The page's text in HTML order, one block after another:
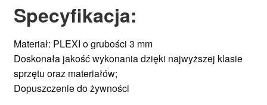
Specyfikacja:
Materiał: PLEXI o grubości 3 mm
Doskonała jakość wykonania dzięki najwyższej klasie
sprzętu oraz materiałów;
Dopuszczenie do żywności